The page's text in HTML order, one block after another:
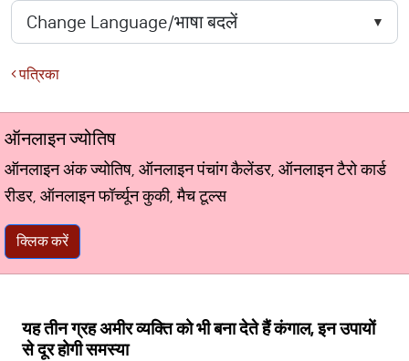
पत्रिका
ऑनलाइन ज्योतिष
ऑनलाइन अंक ज्योतिष, ऑनलाइन पंचांग कैलेंडर, ऑनलाइन टैरो कार्ड
रीडर, ऑनलाइन फॉर्च्यून कुकी, मैच टूल्स
क्लिक करें
यह तीन ग्रह अमीर व्यक्ति को भी बना देते हैं कंगाल, इन उपायों
से दूर होगी समस्या